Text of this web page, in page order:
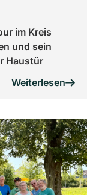
im Kreis
und sein
Haustür
Weiterlesen